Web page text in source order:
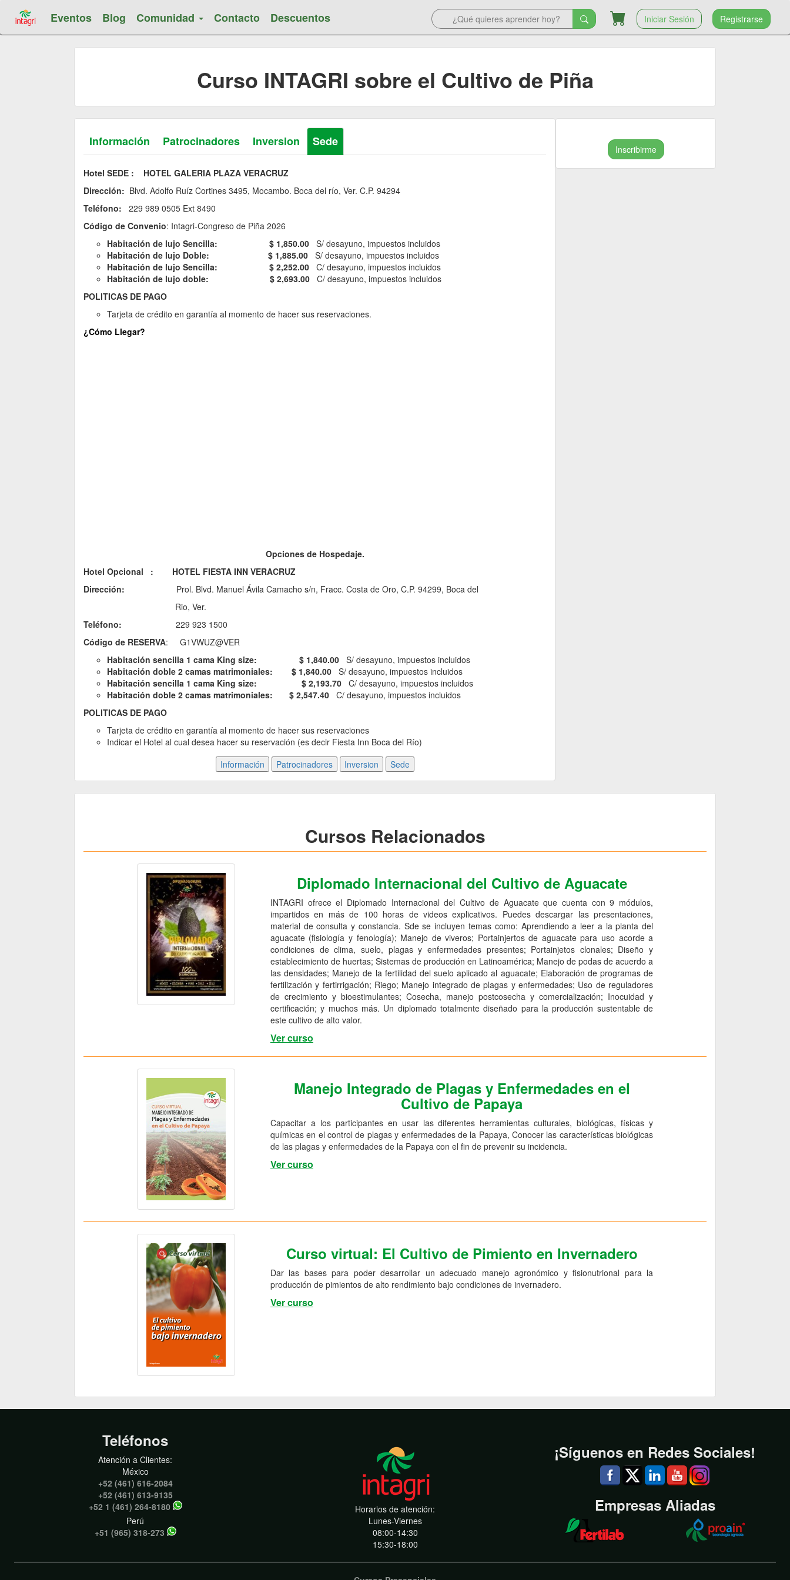
Eventos Blog Comunidad Contacto Descuentos Iniciar Sesión Registrarse
Curso INTAGRI sobre el Cultivo de Piña
Inscribirme
Información Patrocinadores Inversion Sede
Hotel SEDE : HOTEL GALERIA PLAZA VERACRUZ
Dirección: Blvd. Adolfo Ruíz Cortines 3495, Mocambo. Boca del río, Ver. C.P. 94294
Teléfono: 229 989 0505 Ext 8490
Código de Convenio: Intagri-Congreso de Piña 2026
Habitación de lujo Sencilla:
$ 1,850.00 S/ desayuno, impuestos incluidos
Habitación de lujo Doble:
$ 1,885.00 S/ desayuno, impuestos incluidos
Habitación de lujo Sencilla: $ 2,252.00 C/ desayuno, impuestos incluidos
Habitación de lujo doble:
$ 2,693.00 C/ desayuno, impuestos incluidos
POLITICAS DE PAGO
Tarjeta de crédito en garantía al momento de hacer sus reservaciones.
¿Cómo Llegar?
Opciones de Hospedaje.
Hotel Opcional : HOTEL FIESTA INN VERACRUZ
Dirección: Prol. Blvd. Manuel Ávila Camacho s/n, Fracc. Costa de Oro, C.P. 94299, Boca del
Rio, Ver.
Teléfono: 229 923 1500
Código de RESERVA: G1VWUZ@VER
Habitación sencilla 1 cama King size:
$ 1,840.00 S/ desayuno, impuestos incluidos
Habitación doble 2 camas matrimoniales:
$ 1,840.00 S/ desayuno, impuestos incluidos
Habitación sencilla 1 cama King size: $ 2,193.70 C/ desayuno, impuestos incluidos
Habitación doble 2 camas matrimoniales: $ 2,547.40 C/ desayuno, impuestos incluidos
POLITICAS DE PAGO
Tarjeta de crédito en garantía al momento de hacer sus reservaciones
Indicar el Hotel al cual desea hacer su reservación (es decir Fiesta Inn Boca del Río)
Cursos Relacionados
Diplomado Internacional del Cultivo de Aguacate
INTAGRI ofrece el Diplomado Internacional del Cultivo de Aguacate que cuenta con 9 módulos,
impartidos en más de 100 horas de videos explicativos. Puedes descargar las presentaciones,
material de consulta y constancia. Sde se incluyen temas como: Aprendiendo a leer a la planta del
aguacate (fisiología y fenología); Manejo de viveros; Portainjertos de aguacate para uso acorde a
condiciones de clima, suelo, plagas y enfermedades presentes; Portainjetos clonales; Diseño y
establecimiento de huertas; Sistemas de producción en Latinoamérica; Manejo de podas de acuerdo a
las densidades; Manejo de la fertilidad del suelo aplicado al aguacate; Elaboración de programas de
fertilización y fertirrigación; Riego; Manejo integrado de plagas y enfermedades; Uso de reguladores
de crecimiento y bioestimulantes; Cosecha, manejo postcosecha y comercialización; Inocuidad y
certificación; y muchos más. Un diplomado totalmente diseñado para la producción sustentable de
este cultivo de alto valor.
Ver curso
Manejo Integrado de Plagas y Enfermedades en el
Cultivo de Papaya
Capacitar a los participantes en usar las diferentes herramientas culturales, biológicas, físicas y
químicas en el control de plagas y enfermedades de la Papaya, Conocer las características biológicas
de las plagas y enfermedades de la Papaya con el fin de prevenir su incidencia.
Ver curso
Curso virtual: El Cultivo de Pimiento en Invernadero
Dar las bases para poder desarrollar un adecuado manejo agronómico y fisionutrional para la
producción de pimientos de alto rendimiento bajo condiciones de invernadero.
Ver curso
Teléfonos
Atención a Clientes:
México
+52 (461) 616-2084
+52 (461) 613-9135
+52 1 (461) 264-8180
Perú
+51 (965) 318-273
Horarios de atención:
Lunes-Viernes
08:00-14:30
15:30-18:00
¡Síguenos en Redes Sociales!
Empresas Aliadas